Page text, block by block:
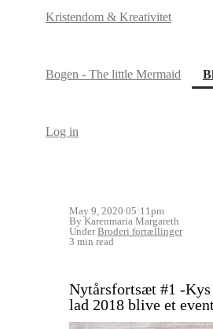
Kristendom & Kreativitet
Bogen - The little Mermaid
Log in
May 9, 2020 05:11pm
By Karenmaria Margareth
UnderBroderi fortællinger
3 min read
Nytårsfortsæt #1 -Kys
lad 2018 blive et